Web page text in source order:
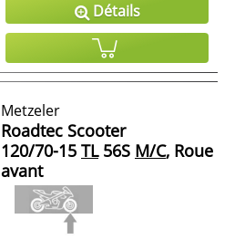
Détails
Metzeler
Roadtec Scooter
120/70-15 TL56S M/C, Roue
avant